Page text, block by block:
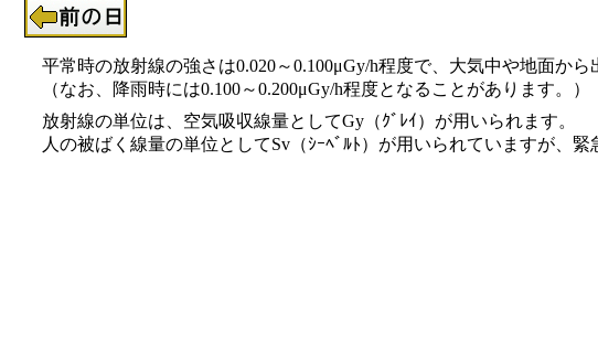
平常時の放射線の強さは0.020～0.100μGy/h程度で、大気中や地面から
（なお、降雨時には0.100～0.200μGy/h程度となることがあります。）
放射線の単位は、空気吸収線量としてGy（ｸﾞﾚｲ）が用いられます。
人の被ばく線量の単位としてSv（ｼｰﾍﾞﾙﾄ）が用いられていますが、緊